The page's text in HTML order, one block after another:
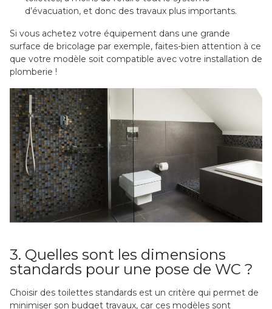
d’évacuation, et donc des travaux plus importants.
Si vous achetez votre équipement dans une grande
surface de bricolage par exemple, faites-bien attention à ce
que votre modèle soit compatible avec votre installation de
plomberie !
3. Quelles sont les dimensions
standards pour une pose de WC ?
Choisir des toilettes standards est un critère qui permet de
minimiser son budget travaux, car ces modèles sont